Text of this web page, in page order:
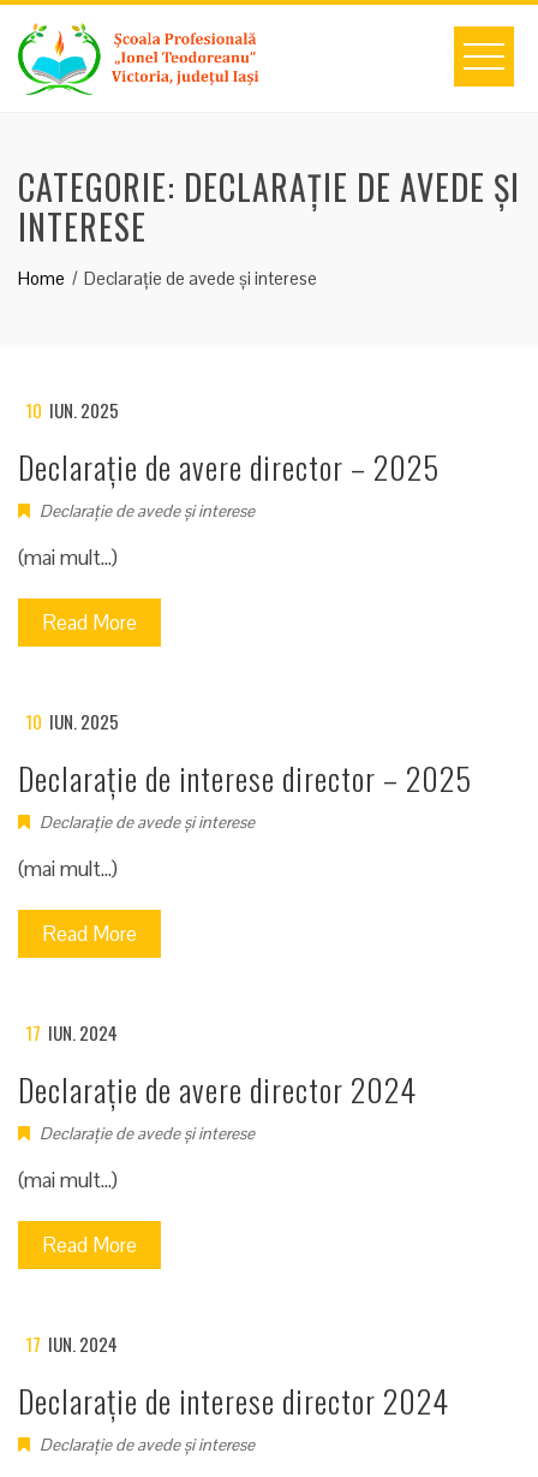
content
CATEGORIE: DECLARAȚIE DE AVEDE ȘI
INTERESE
Home Declarație de avede și interese
10 IUN. 2025
Declarație de avere director – 2025
Declarație de avede și interese
(mai mult…)
Read More
10 IUN. 2025
Declarație de interese director – 2025
Declarație de avede și interese
(mai mult…)
Read More
17 IUN. 2024
Declarație de avere director 2024
Declarație de avede și interese
(mai mult…)
Read More
17 IUN. 2024
Declarație de interese director 2024
Declarație de avede și interese